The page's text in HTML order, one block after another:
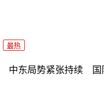
最热
中东局势紧张持续 国